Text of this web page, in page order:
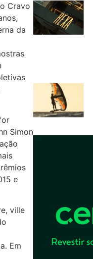
Cravo
da
Simon
e
ville
Em